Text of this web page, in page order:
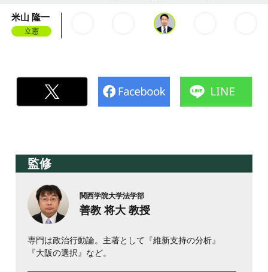
米山 隆一
立憲
監修
関西学院大学法学部
善教 将大 教授
専門は政治行動論。主著として『維新支持の分析』
『大阪の選択』など。